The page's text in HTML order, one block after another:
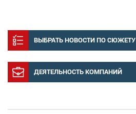
ВЫБРАТЬ НОВОСТИ ПО СЮЖЕТУ
ДЕЯТЕЛЬНОСТЬ КОМПАНИЙ